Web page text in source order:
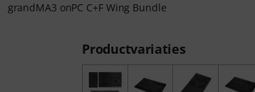
grandMA3 onPC C+F Wing Bundle
Productvariaties